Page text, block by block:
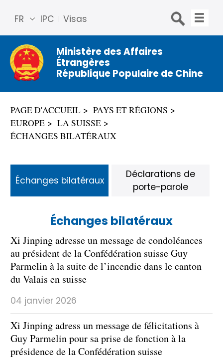
IPC Visas
FR
简体
中文
Engli
sh
Русс
Espa
ñol
Ministère des Affaires
Étrangères
République Populaire de Chine
PAGE D'ACCUEIL
PAYS ET RÉGIONS
EUROPE
LA SUISSE
ÉCHANGES BILATÉRAUX
Échanges bilatéraux
Xi Jinping adresse un message de condoléances
au président de la Confédération suisse Guy
Parmelin à la suite de l’incendie dans le canton
du Valais en suisse
04 janvier 2026
Xi Jinping adress un message de félicitations à
Guy Parmelin pour sa prise de fonction à la
présidence de la Confédération suisse
Échanges bilatéraux
Déclarations de
porte-parole